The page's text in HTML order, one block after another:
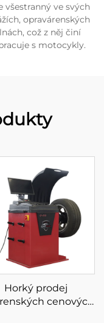
ve svých
opravárenských
což z něj činí
s motocykly.
Horký prodej
cenových